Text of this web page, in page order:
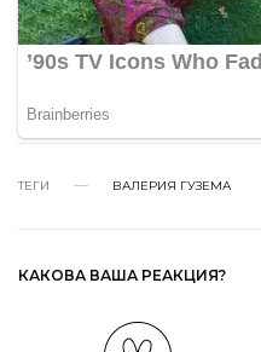
ТЕГИ ВАЛЕРИЯ ГУЗЕМА
КАКОВА ВАША РЕАКЦИЯ?